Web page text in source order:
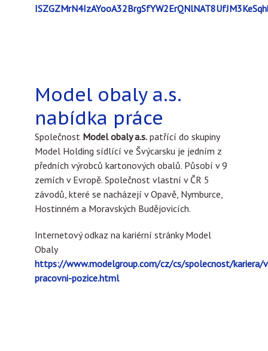
Model obaly a.s.
nabídka práce
Společnost Model obaly a.s. patřící do skupiny
Model Holding sídlící ve Švýcarsku je jedním z
předních výrobců kartonových obalů. Působí v 9
zemích v Evropě. Společnost vlastní v ČR 5
závodů, které se nacházejí v Opavě, Nymburce,
Hostinném a Moravských Budějovicích.
Internetový odkaz na kariérní stránky Model
Obaly
https://www.modelgroup.com/cz/cs/spolecnost/kariera/
pracovni-pozice.html